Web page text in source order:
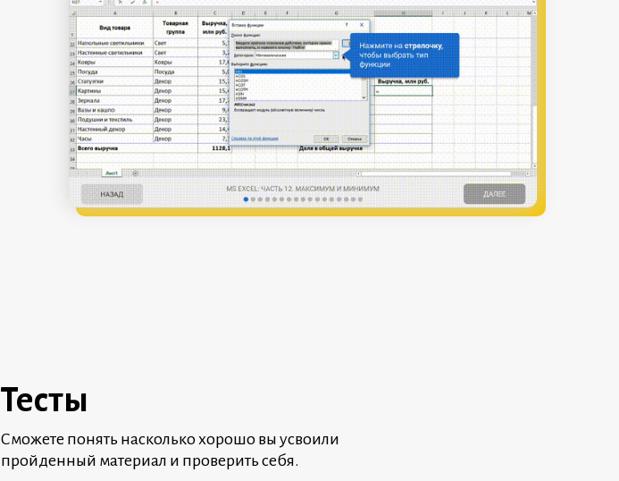
Тесты
Сможете понять насколько хорошо вы усвоили
пройденный материал и проверить себя.